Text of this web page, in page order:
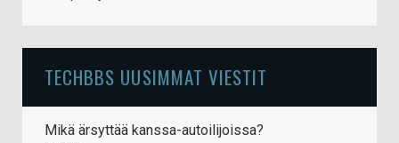
TECHBBS UUSIMMAT VIESTIT
Mikä ärsyttää kanssa-autoilijoissa?